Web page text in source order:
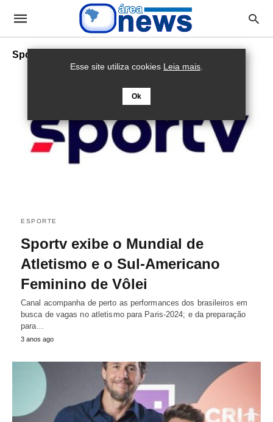
SporTV
ESPORTE
Sportv exibe o Mundial de
Atletismo e o Sul-Americano
Feminino de Vôlei
Canal acompanha de perto as performances dos brasileiros em
busca de vagas no atletismo para Paris-2024; e da preparação
para…
3 anos ago
Esse site utiliza cookies Leia mais.
Ok